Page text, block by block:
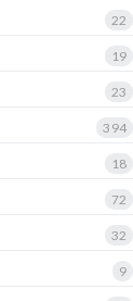
22
19
23
394
18
72
32
9